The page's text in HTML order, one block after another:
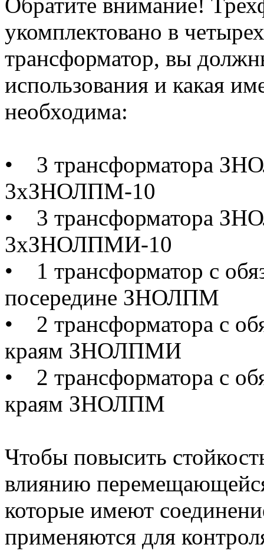
укомплектовано в
трансформатор, вы
использования и какая
необходима:
• 3 трансформатора
3хЗНОЛПМ-10
• 3 трансформатора
3хЗНОЛПМИ-10
• 1 трансформатор с
посередине ЗНОЛПМ
• 2 трансформатора с
краям ЗНОЛПМИ
• 2 трансформатора с
краям ЗНОЛПМ
Чтобы повысить
влиянию
которые имеют
применяются для